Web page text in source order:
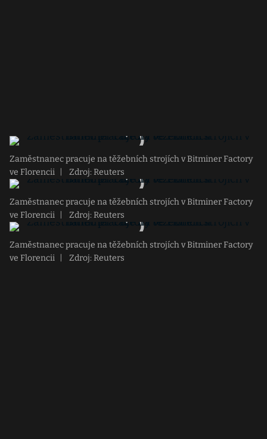
Zaměstnanec pracuje na těžebních strojích v Bitminer Factory
ve Florencii
Zdroj: Reuters
Zaměstnanec pracuje na těžebních strojích v Bitminer Factory
ve Florencii
Zdroj: Reuters
Zaměstnanec pracuje na těžebních strojích v Bitminer Factory
ve Florencii
Zdroj: Reuters